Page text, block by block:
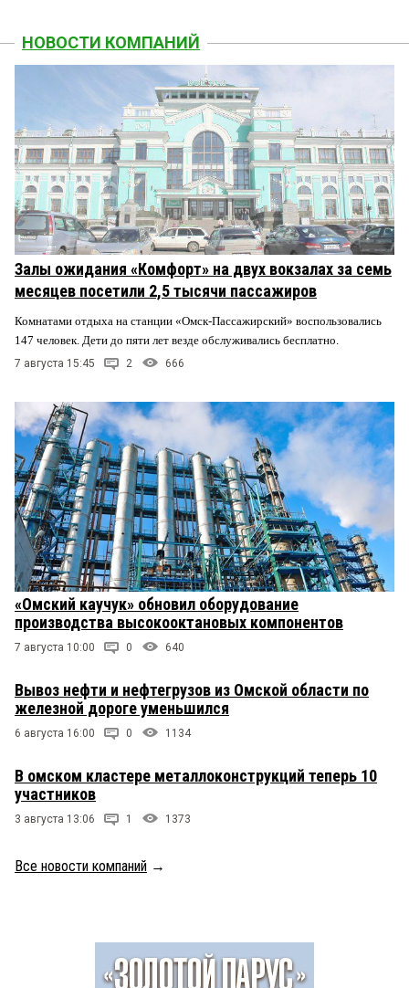
НОВОСТИ КОМПАНИЙ
Залы ожидания «Комфорт» на двух вокзалах за семь
месяцев посетили 2,5 тысячи пассажиров
Комнатами отдыха на станции «Омск-Пассажирский» воспользовались
147 человек. Дети до пяти лет везде обслуживались бесплатно.
7 августа 15:45 2 666
«Омский каучук» обновил оборудование
производства высокооктановых компонентов
7 августа 10:00 0 640
Вывоз нефти и нефтегрузов из Омской области по
железной дороге уменьшился
6 августа 16:00 0 1134
В омском кластере металлоконструкций теперь 10
участников
3 августа 13:06 1 1373
Все новости компаний →